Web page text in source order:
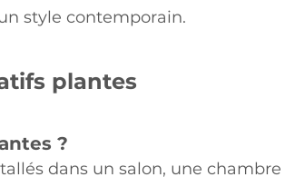
style contemporain.
plantes
?
dans un salon, une chambre